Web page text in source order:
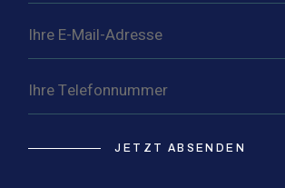
JETZT ABSENDEN